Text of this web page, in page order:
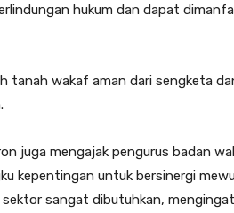
hukum dan dapat
tanah wakaf aman dari sengketa
juga mengajak pengurus badan
kepentingan untuk bersinergi
sangat dibutuhkan,